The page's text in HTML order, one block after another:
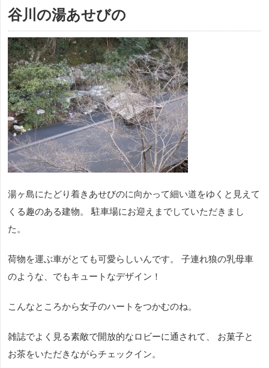
谷川の湯あせびの
湯ヶ島にたどり着きあせびのに向かって細い道をゆくと見えて
くる趣のある建物。 駐車場にお迎えまでしていただきまし
た。
荷物を運ぶ車がとても可愛らしいんです。 子連れ狼の乳母車
のような、でもキュートなデザイン！
こんなところから女子のハートをつかむのね。
雑誌でよく見る素敵で開放的なロビーに通されて、 お菓子と
お茶をいただきながらチェックイン。